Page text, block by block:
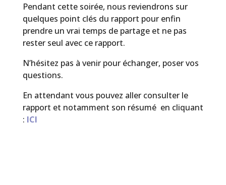
Pendant cette soirée, nous reviendrons sur
quelques point clés du rapport pour enfin
prendre un vrai temps de partage et ne pas
rester seul avec ce rapport.
N’hésitez pas à venir pour échanger, poser vos
questions.
En attendant vous pouvez aller consulter le
rapport et notamment son résumé en cliquant
: ICI